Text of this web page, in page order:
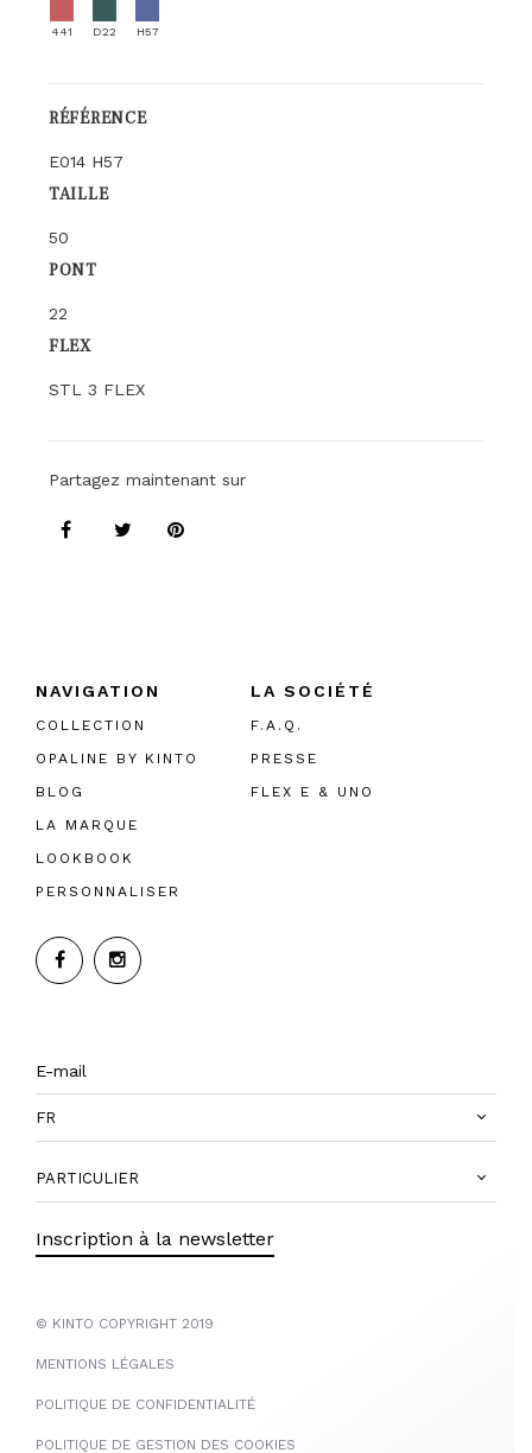
441 D22 H57
RÉFÉRENCE
E014 H57
TAILLE
50
PONT
22
FLEX
STL 3 FLEX
Partagez maintenant sur
NAVIGATION
COLLECTION
OPALINE BY KINTO
BLOG
LA MARQUE
LOOKBOOK
PERSONNALISER
LA SOCIÉTÉ
F.A.Q.
PRESSE
FLEX E & UNO
FR
PARTICULIER
Inscription à la newsletter
© KINTO COPYRIGHT 2019
MENTIONS LÉGALES
POLITIQUE DE CONFIDENTIALITÉ
POLITIQUE DE GESTION DES COOKIES